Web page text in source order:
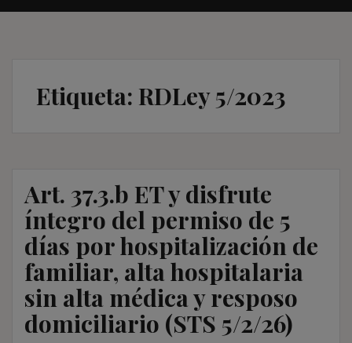
Etiqueta: RDLey 5/2023
Art. 37.3.b ET y disfrute
íntegro del permiso de 5
días por hospitalización de
familiar, alta hospitalaria
sin alta médica y resposo
domiciliario (STS 5/2/26)